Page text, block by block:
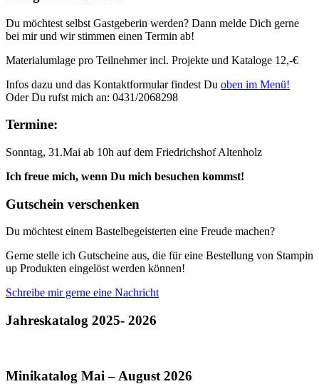
Du möchtest selbst Gastgeberin werden? Dann melde Dich gerne
bei mir und wir stimmen einen Termin ab!
Materialumlage pro Teilnehmer incl. Projekte und Kataloge 12,-€
Infos dazu und das Kontaktformular findest Du oben im Menü!
Oder Du rufst mich an: 0431/2068298
Termine:
Sonntag, 31.Mai ab 10h auf dem Friedrichshof Altenholz
Ich freue mich, wenn Du mich besuchen kommst!
Gutschein verschenken
Du möchtest einem Bastelbegeisterten eine Freude machen?
Gerne stelle ich Gutscheine aus, die für eine Bestellung von Stampin
up Produkten eingelöst werden können!
Schreibe mir gerne eine Nachricht
Jahreskatalog 2025- 2026
Minikatalog Mai – August 2026